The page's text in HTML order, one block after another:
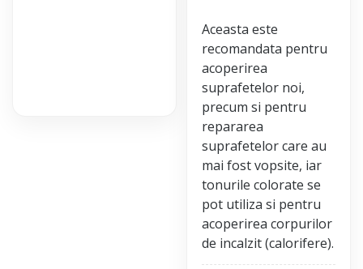
Aceasta este
recomandata pentru
acoperirea
suprafetelor noi,
precum si pentru
repararea
suprafetelor care au
mai fost vopsite, iar
tonurile colorate se
pot utiliza si pentru
acoperirea corpurilor